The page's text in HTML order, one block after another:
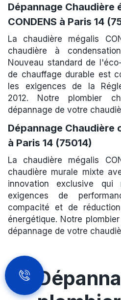
Dépannage Chaudière
CONDENS à Paris 14
La chaudière mégalis
chaudière à
Nouveau standard de
de chauffage durable est
les exigences de la
2012. Notre plombier
dépannage de votre
Dépannage Chaudière
à Paris 14 (75014)
La chaudière mégalis
chaudière murale mixte
innovation exclusive
exigences de
compacité et de
énergétique. Notre
dépannage de votre